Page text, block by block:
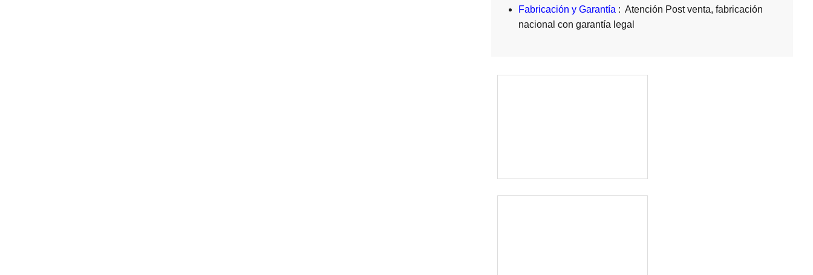
Fabricación y Garantía : Atención Post venta, fabricación
nacional con garantía legal